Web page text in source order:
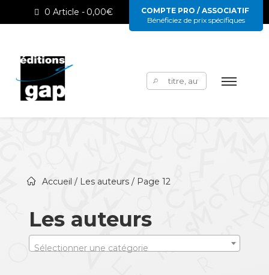
0 Article 0,00€
COMPTE PRO / ASSOCIATIF
Bénéficiez de prix spécifiques
Rechercher :
Accueil / Les auteurs/ Page 12
Les auteurs
Sélectionner une catégorie